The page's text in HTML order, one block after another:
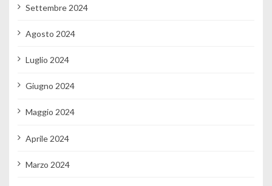
Settembre 2024
Agosto 2024
Luglio 2024
Giugno 2024
Maggio 2024
Aprile 2024
Marzo 2024